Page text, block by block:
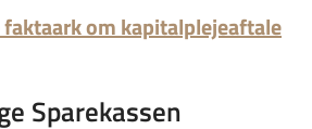
faktaark om kapitalplejeaftale
Sparekassen